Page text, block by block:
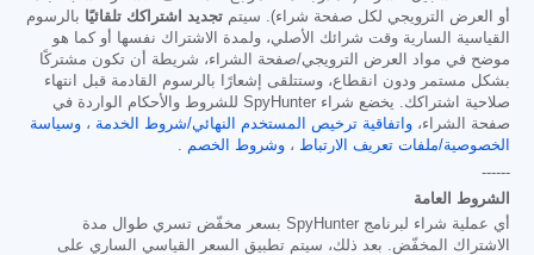
أو العرض الترويجي لكل صفحة شراء). سيتم تجديد اشتراكك تلقائيًا بالرسوم
القياسية السارية وقت شرائك الأصلي، ولمدة الاشتراك نفسها أو كما هو
موضح في مواد العرض الترويجي/صفحة الشراء، شريطة أن تكون مشتركًا
بشكل مستمر ودون انقطاع، وستتلقى إشعارًا بالرسوم القادمة قبل انتهاء
صلاحية اشتراكك. يخضع شراء SpyHunter للشروط والأحكام الواردة في
صفحة الشراء، واتفاقية ترخيص المستخدم النهائي/شروط الخدمة ، وسياسة
الخصوصية/ملفات تعريف الارتباط ، وشروط الخصم
------
الشروط العامة
أي عملية شراء لبرنامج SpyHunter بسعر مخفّض تسري طوال مدة
الاشتراك المخفّض. بعد ذلك، سيتم تطبيق السعر القياسي الساري على